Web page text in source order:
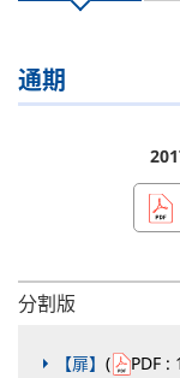
通期
分割版
【扉】 ( PDF :